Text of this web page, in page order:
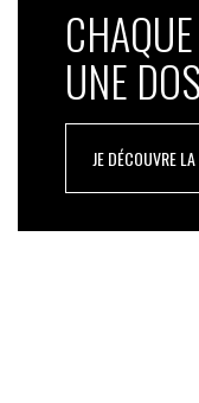
UNE
JE DÉCOUVRE